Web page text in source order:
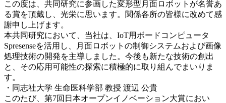
この度は、共同研究に参画した変形型月面ロボットが名誉あ
る賞を頂戴し、光栄に思います。関係各所の皆様に改めて感
謝申し上げます。
本共同研究において、当社は、IoT用ボードコンピュータ
Spresenseを活用し、月面ロボットの制御システムおよび画像
処理技術の開発を主導しました。今後も新たな技術の創出
と、その応用可能性の探索に積極的に取り組んでまいりま
す。
・同志社大学 生命医科学部 教授 渡辺 公貴
このたび、第7回日本オープンイノベーション大賞におい